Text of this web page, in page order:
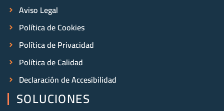
SOLUCIONES
Aviso Legal
Política de Cookies
Política de Privacidad
Política de Calidad
Declaración de Accesibilidad